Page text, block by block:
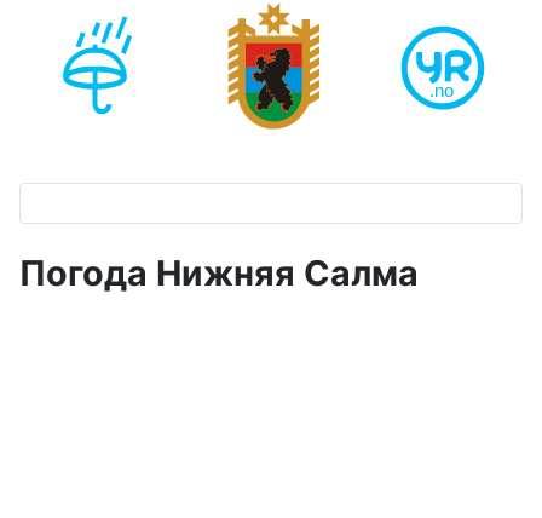
Погода Нижняя Салма